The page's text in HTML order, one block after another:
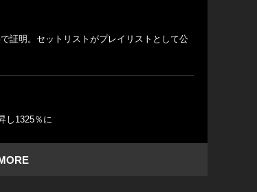
証明。セットリストがプレイリストとして公
し1325％に